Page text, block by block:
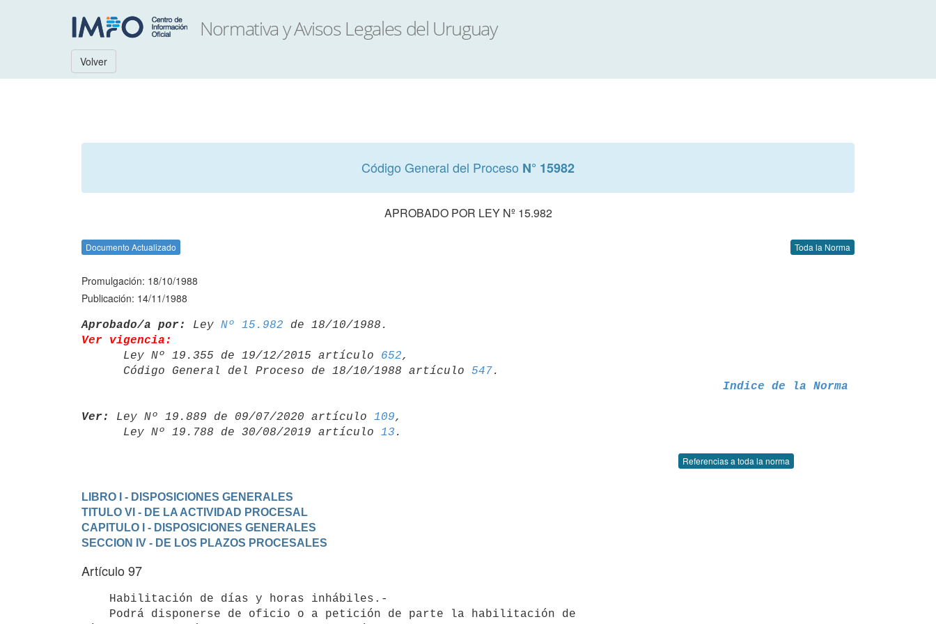
Volver
Código General del Proceso N° 15982
APROBADO POR LEY Nº 15.982
Documento Actualizado Toda la Norma
Promulgación: 18/10/1988
Publicación: 14/11/1988
Aprobado/a por: Ley Nº 15.982
Ver vigencia:
Ley Nº 19.355 de 19/12/2015 artículo 652,
      Código General del Proceso de 18/10/1988 artículo
547
Indice de la Norma
Ver: Ley Nº 19.889 de 09/07/2020 artículo 109,
      Ley Nº 19.788 de 30/08/2019 artículo
13
Referencias a toda la norma
LIBRO I - DISPOSICIONES GENERALES
TITULO VI - DE LA ACTIVIDAD PROCESAL
CAPITULO I - DISPOSICIONES GENERALES
SECCION IV - DE LOS PLAZOS PROCESALES
Artículo 97